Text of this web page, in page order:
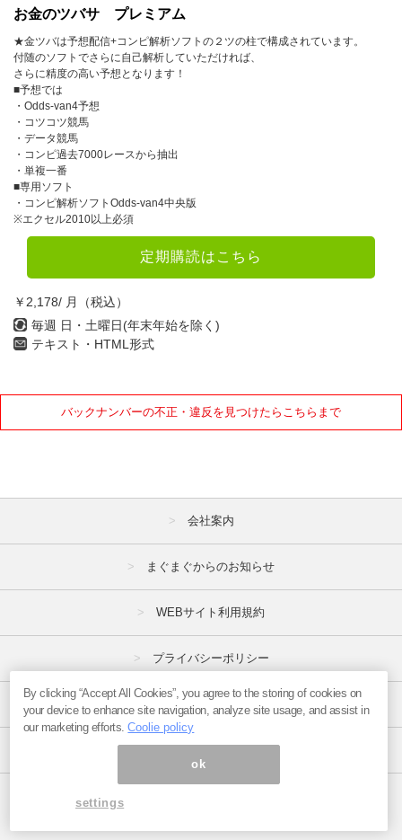
お金のツバサ プレミアム
★金ツバは予想配信+コンピ解析ソフトの２ツの柱で構成されています。
付随のソフトでさらに自己解析していただければ、
さらに精度の高い予想となります！
■予想では
・Odds-van4予想
・コツコツ競馬
・データ競馬
・コンピ過去7000レースから抽出
・単複一番
■専用ソフト
・コンピ解析ソフトOdds-van4中央版
※エクセル2010以上必須
定期購読はこちら
￥2,178/ 月（税込）
毎週 日・土曜日(年末年始を除く)
テキスト・HTML形式
バックナンバーの不正・違反を見つけたらこちらまで
会社案内
まぐまぐからのお知らせ
WEBサイト利用規約
プライバシーポリシー
特定商取引法
ページ内の商標は全て商標権者に属します。
By clicking “Accept All Cookies”, you agree to the storing of cookies on
your device to enhance site navigation, analyze site usage, and assist in
our marketing efforts.Coolie policy
ok
settings